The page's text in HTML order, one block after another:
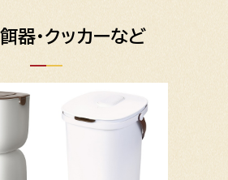
器・クッカーなど